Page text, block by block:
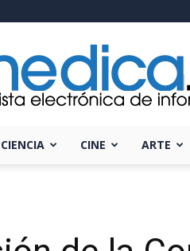
CIENCIA CINE ARTE